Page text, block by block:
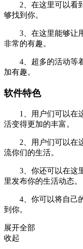
2、在这里可以看到
够找到你。
3、在这里能够让用
非常的有趣。
4、超多的活动等着
加有趣。
软件特色
1、用户们可以在这
活变得更加的丰富。
2、用户们可以在这
流你们的生活。
3、你还可以在这里
里发布你的生活动态。
4、你可以将自己的
到你。
展开全部
收起